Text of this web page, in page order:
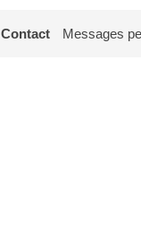
Contact Messages